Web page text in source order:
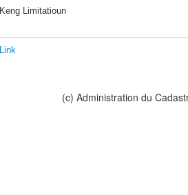
Keng Limitatioun
Link
(c) Administration du